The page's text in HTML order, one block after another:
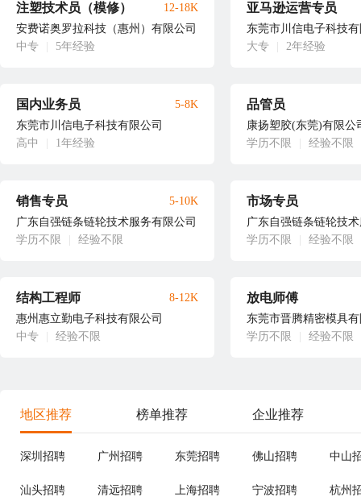
注塑技术员（模修）
安费诺奥罗拉科技（惠州）有限公司
中专
5年经验
12-18K 亚马逊运营专员
东莞市川信电子科技
大专
2年经验
国内业务员
东莞市川信电子科技有限公司
高中
1年经验
5-8K 品管员
康扬塑胶(东莞)有限公
学历不限
经验不限
销售专员
广东自强链条链轮技术服务有限公司
学历不限
经验不限
5-10K 市场专员
广东自强链条链轮技
学历不限
经验不限
结构工程师
惠州惠立勤电子科技有限公司
中专
经验不限
8-12K 放电师傅
东莞市晋腾精密模具
学历不限
经验不限
地区推荐 榜单推荐 企业推荐
深圳招聘 广州招聘 东莞招聘 佛山招聘 中山
汕头招聘 清远招聘 上海招聘 宁波招聘 杭州